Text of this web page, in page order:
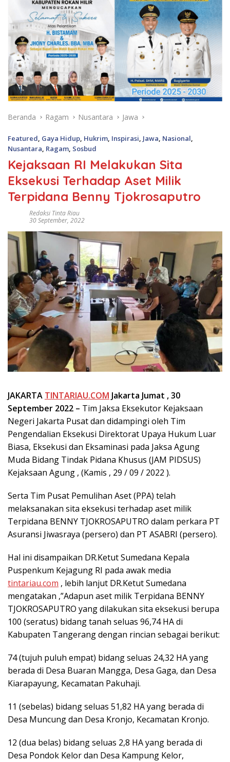
Beranda Ragam Nusantara Jawa
Featured Gaya Hidup Hukrim Inspirasi Jawa Nasional
Nusantara Ragam Sosbud
Kejaksaan RI Melakukan Sita
Eksekusi Terhadap Aset Milik
Terpidana Benny Tjokrosaputro
Redaksi Tinta Riau
30 September, 2022
JAKARTA TINTARIAU.COM Jakarta Jumat , 30
September 2022 – Tim Jaksa Eksekutor Kejaksaan
Negeri Jakarta Pusat dan didampingi oleh Tim
Pengendalian Eksekusi Direktorat Upaya Hukum Luar
Biasa, Eksekusi dan Eksaminasi pada Jaksa Agung
Muda Bidang Tindak Pidana Khusus (JAM PIDSUS)
Kejaksaan Agung , (Kamis , 29 / 09 / 2022 ).
Serta Tim Pusat Pemulihan Aset (PPA) telah
melaksanakan sita eksekusi terhadap aset milik
Terpidana BENNY TJOKROSAPUTRO dalam perkara PT
Asuransi Jiwasraya (persero) dan PT ASABRI (persero).
Hal ini disampaikan DR.Ketut Sumedana Kepala
Puspenkum Kejagung RI pada awak media
tintariau.com , lebih lanjut DR.Ketut Sumedana
mengatakan ,”Adapun aset milik Terpidana BENNY
TJOKROSAPUTRO yang dilakukan sita eksekusi berupa
100 (seratus) bidang tanah seluas 96,74 HA di
Kabupaten Tangerang dengan rincian sebagai berikut:
74 (tujuh puluh empat) bidang seluas 24,32 HA yang
berada di Desa Buaran Mangga, Desa Gaga, dan Desa
Kiarapayung, Kecamatan Pakuhaji.
11 (sebelas) bidang seluas 51,82 HA yang berada di
Desa Muncung dan Desa Kronjo, Kecamatan Kronjo.
12 (dua belas) bidang seluas 2,8 HA yang berada di
Desa Pondok Kelor dan Desa Kampung Kelor,